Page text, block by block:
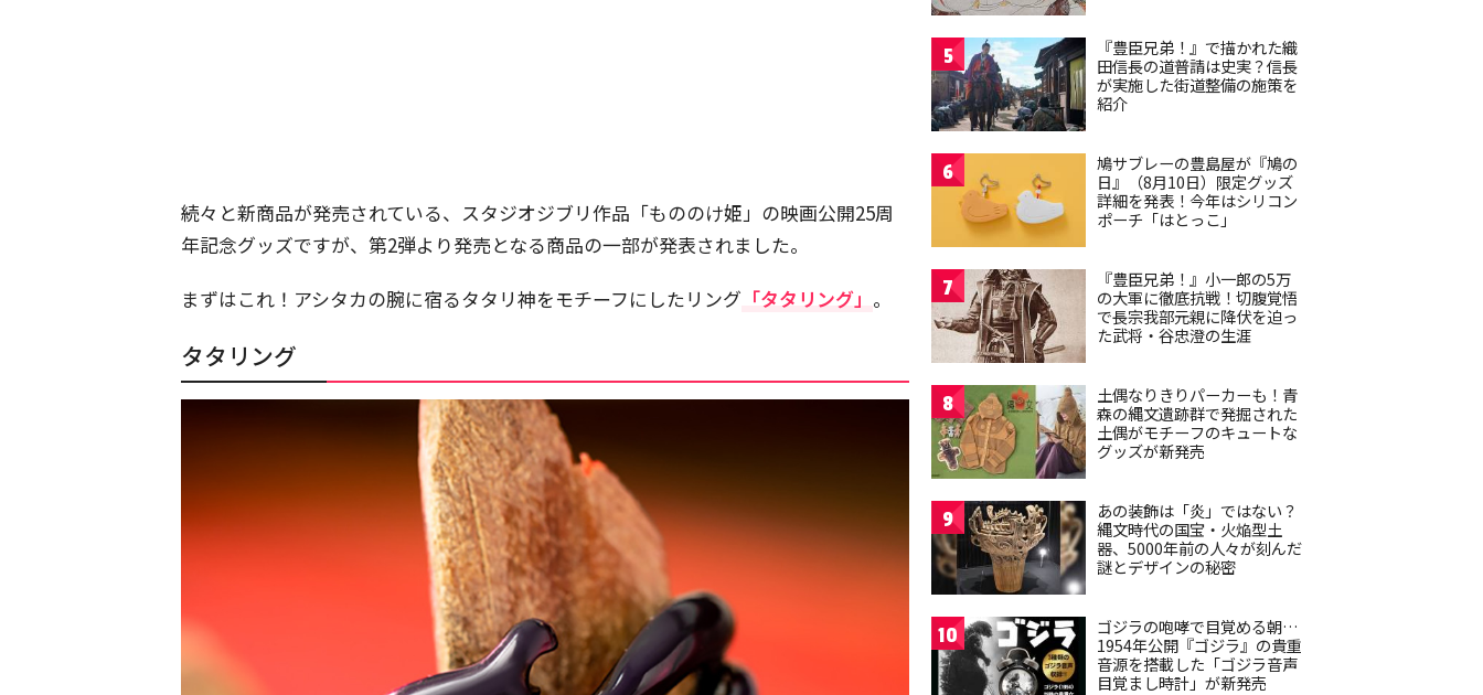
続々と新商品が発売されている、スタジオジブリ作品「もののけ姫」の映画公開25周
年記念グッズですが、第2弾より発売となる商品の一部が発表されました。
まずはこれ！アシタカの腕に宿るタタリ神をモチーフにしたリング 「タタリング」 。
タタリング
5
『豊臣兄弟！』で描かれた織
田信長の道普請は史実？信長
が実施した街道整備の施策を
紹介
6
鳩サブレーの豊島屋が『鳩の
日』（8月10日）限定グッズ
詳細を発表！今年はシリコン
ポーチ「はとっこ」
7
『豊臣兄弟！』小一郎の5万
の大軍に徹底抗戦！切腹覚悟
で長宗我部元親に降伏を迫っ
た武将・谷忠澄の生涯
8
土偶なりきりパーカーも！青
森の縄文遺跡群で発掘された
土偶がモチーフのキュートな
グッズが新発売
9
あの装飾は「炎」ではない？
縄文時代の国宝・火焔型土
器、5000年前の人々が刻んだ
謎とデザインの秘密
10
ゴジラの咆哮で目覚める朝…
1954年公開『ゴジラ』の貴重
音源を搭載した「ゴジラ音声
目覚まし時計」が新発売